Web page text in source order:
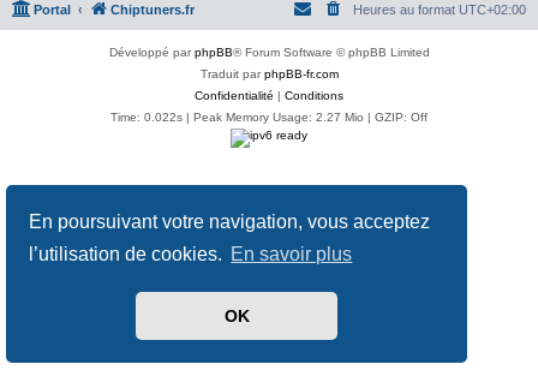
En poursuivant votre navigation, vous acceptez
l’utilisation de cookies. En savoir plus
OK
Portal Chiptuners.fr Heures au format UTC+02:00
Développé parphpBB® Forum Software © phpBB Limited
Traduit parphpBB-fr.com
Confidentialité | Conditions
Time: 0.022s | Peak Memory Usage: 2.27 Mio | GZIP: Off